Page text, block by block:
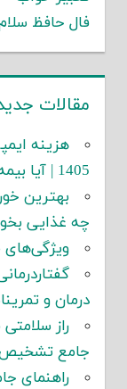
فال حافظ
مقالات
هزینه
1405 | آیا بیمه هزینه ایمپلنت را می‌دهد؟
بهترین
چه غذایی
ویژگی‌های
درمان و
راز
جامع تشخیص
راهنمای